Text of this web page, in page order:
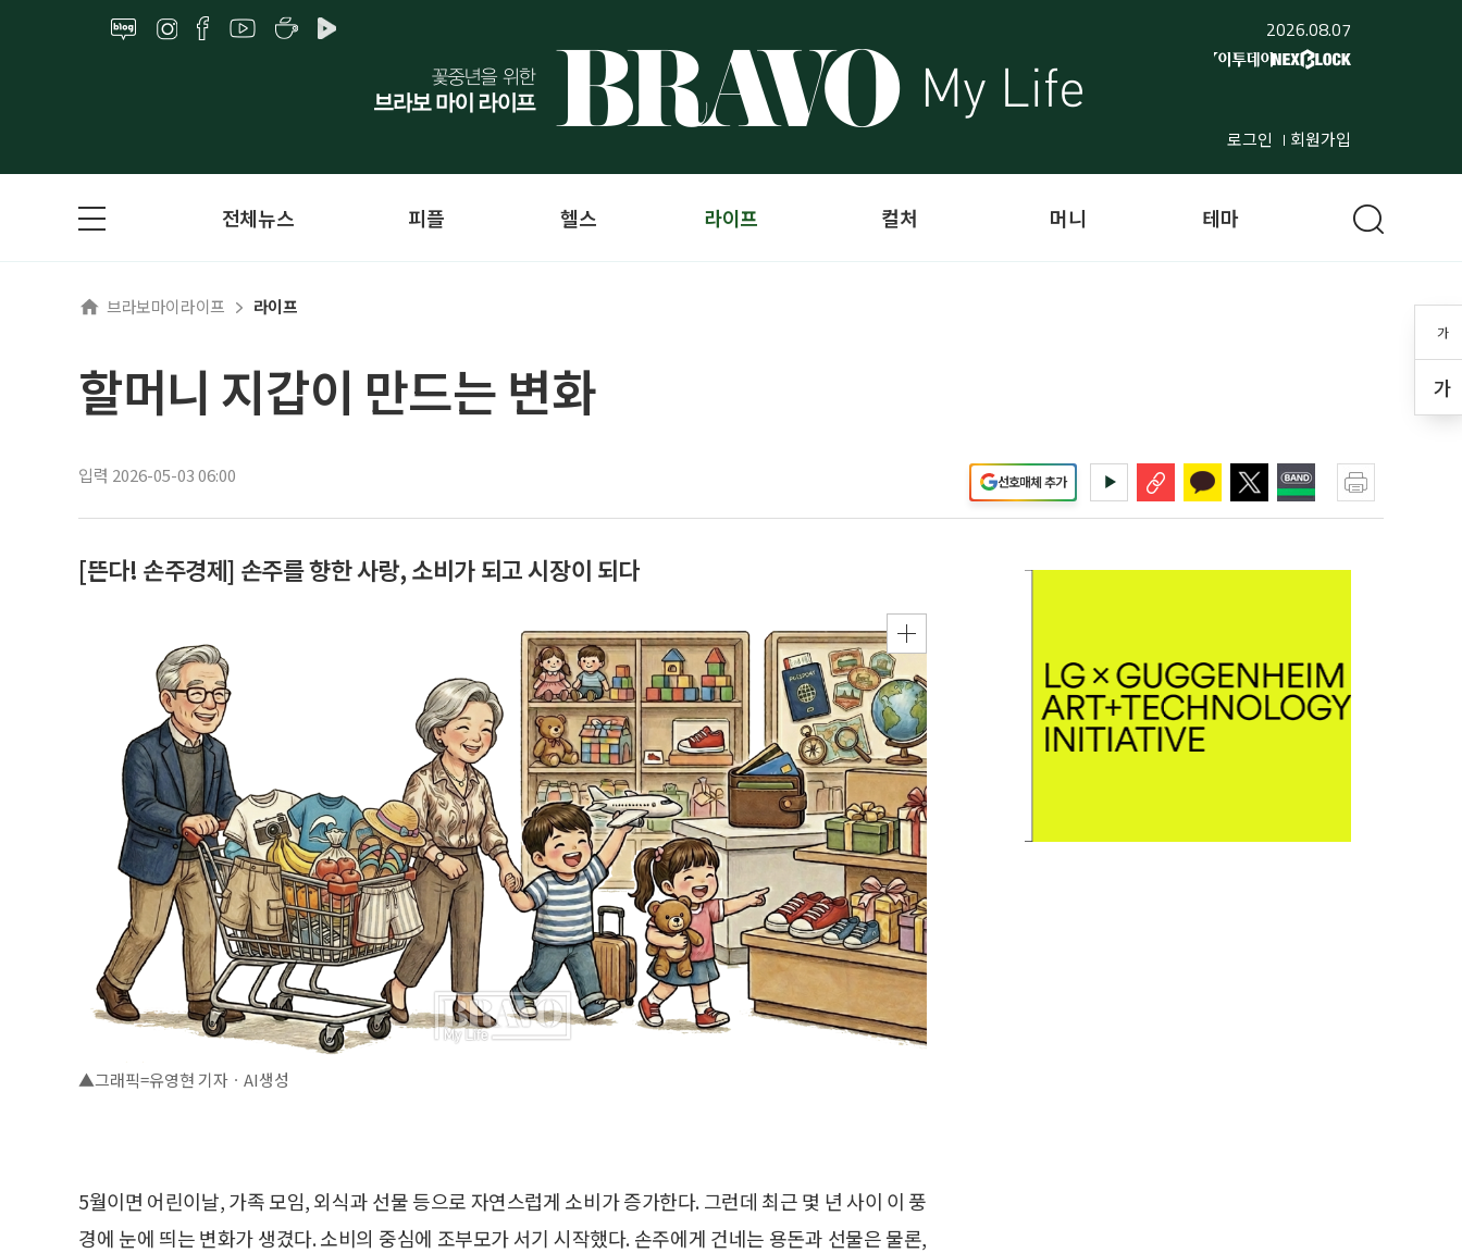
2026.08.07
로그인 회원가입
가
가
전체뉴스 피플 헬스 라이프 컬처 머니 테마
브라보마이라이프 라이프
할머니 지갑이 만드는 변화
입력 2026-05-03 06:00 선호매체 추가
[뜬다! 손주경제] 손주를 향한 사랑, 소비가 되고 시장이 되다
▲그래픽=유영현 기자ㆍAI생성
5월이면 어린이날, 가족 모임, 외식과 선물 등으로 자연스럽게 소비가 증가한다. 그런데 최근 몇 년 사이 이 풍
경에 눈에 띄는 변화가 생겼다. 소비의 중심에 조부모가 서기 시작했다. 손주에게 건네는 용돈과 선물은 물론,